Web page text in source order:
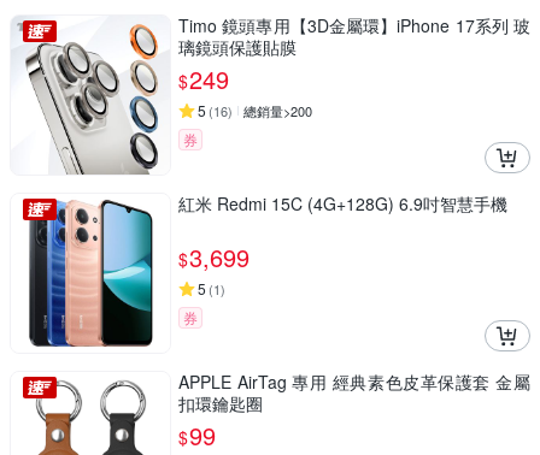
Timo 鏡頭專用【3D金屬環】iPhone 17系列 玻
璃鏡頭保護貼膜
$249
5 (16) 總銷量>200
券
紅米 Redmi 15C (4G+128G) 6.9吋智慧手機
$3,699
5 (1)
券
APPLE AirTag 專用 經典素色皮革保護套 金屬
扣環鑰匙圈
$99